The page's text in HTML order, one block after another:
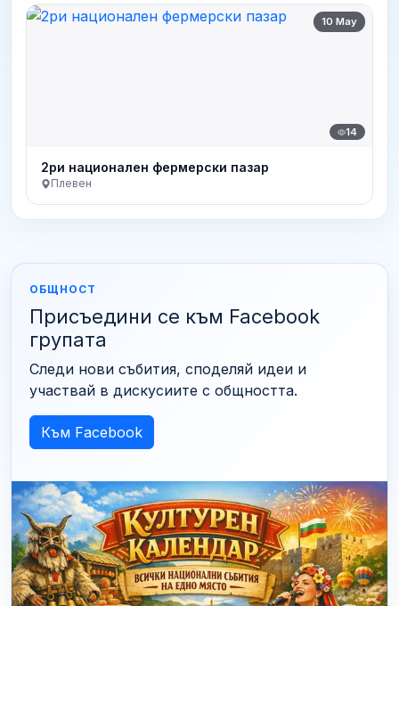
10 May
14
2ри национален фермерски пазар
Плевен
ОБЩНОСТ
Присъедини се към Facebook
групата
Следи нови събития, споделяй идеи и
участвай в дискусиите с общността.
Към Facebook